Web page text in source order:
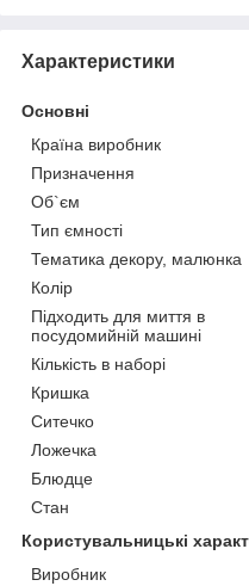
Характеристики
Основні
Країна виробник
Призначення
Об`єм
Тип ємності
Тематика декору, малюнка
Колір
Підходить для миття в
посудомийній машині
Кількість в наборі
Кришка
Ситечко
Ложечка
Блюдце
Стан
Користувальницькі
Виробник